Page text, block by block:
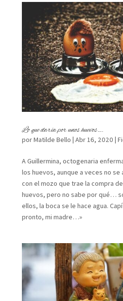
Lo que daría por unos huevos….
porMatilde Bello | Abr 16, 2020 |
A Guillermina, octogenaria
los huevos, aunque a veces no se
con el mozo que trae la compra
huevos, pero no sabe por qué…
ellos, la boca se le hace agua.
pronto, mi madre…»